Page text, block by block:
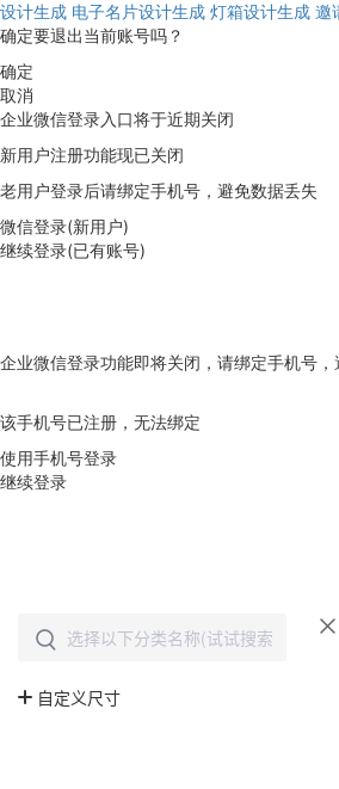
设计生成 电子名片设计生成 灯箱设计生成 邀
确定要退出当前账号吗？
确定
取消
企业微信登录入口将于近期关闭
新用户注册功能现已关闭
老用户登录后请绑定手机号，避免数据丢失
微信登录(新用户)
继续登录(已有账号)
企业微信登录功能即将关闭，请绑定手机号，
该手机号已注册，无法绑定
使用手机号登录
继续登录